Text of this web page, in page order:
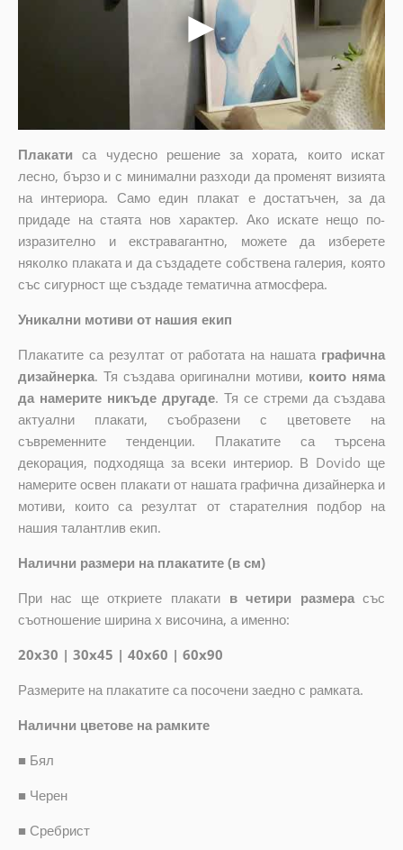
Плакати са чудесно решение за хората, които искат
лесно, бързо и с минимални разходи да променят визията
на интериора. Само един плакат е достатъчен, за да
придаде на стаята нов характер. Ако искате нещо по-
изразително и екстравагантно, можете да изберете
няколко плаката и да създадете собствена галерия, която
със сигурност ще създаде тематична атмосфера.
Уникални мотиви от нашия екип
Плакатите са резултат от работата на нашата графична
дизайнерка. Тя създава оригинални мотиви, които няма
да намерите никъде другаде. Тя се стреми да създава
актуални плакати, съобразени с цветовете на
съвременните тенденции. Плакатите са търсена
декорация, подходяща за всеки интериор. В Dovido ще
намерите освен плакати от нашата графична дизайнерка и
мотиви, които са резултат от старателния подбор на
нашия талантлив екип.
Налични размери на плакатите (в см)
При нас ще откриете плакати в четири размера със
съотношение ширина x височина, а именно:
20x30 | 30x45 | 40x60 | 60x90
Размерите на плакатите са посочени заедно с рамката.
Налични цветове на рамките
■ Бял
■ Черен
■ Сребрист